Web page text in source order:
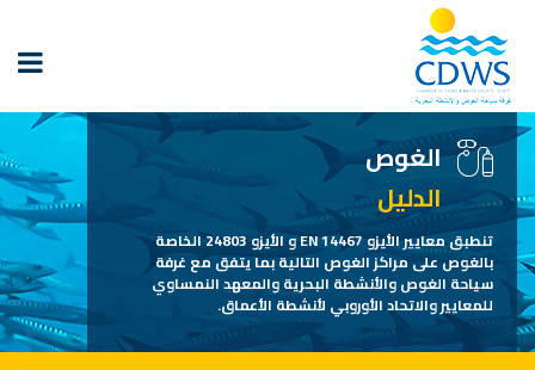
الغوص
الدليل
تنطبق معايير الأيزو EN 14467 و الأيزو 24803 الخاصة
بالغوص على مراكز الغوص التالية بما يتفق مع غرفة
سياحة الغوص والأنشطة البحرية والمعهد النمساوي
للمعايير والاتحاد الأوروبي لأنشطة الأعماق.